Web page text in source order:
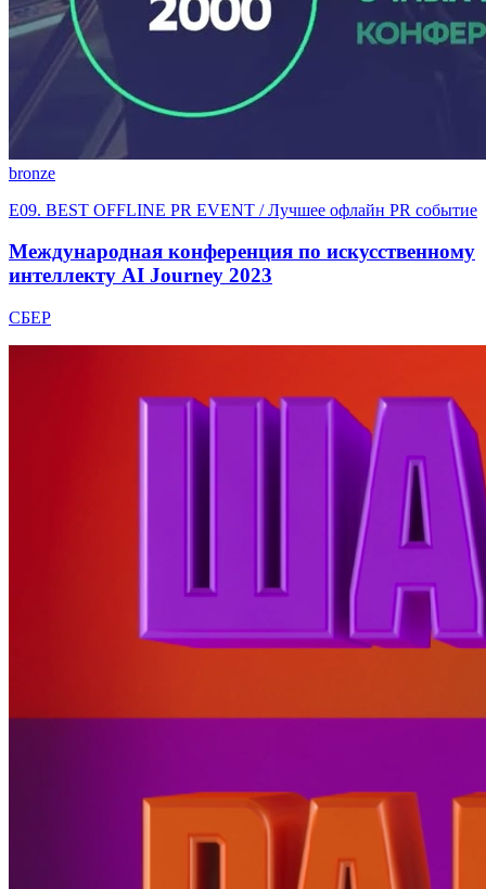
bronze
E09. BEST OFFLINE PR EVENT / Лучшее офлайн PR событие
Международная конференция по искусственному
интеллекту AI Journey 2023
СБЕР